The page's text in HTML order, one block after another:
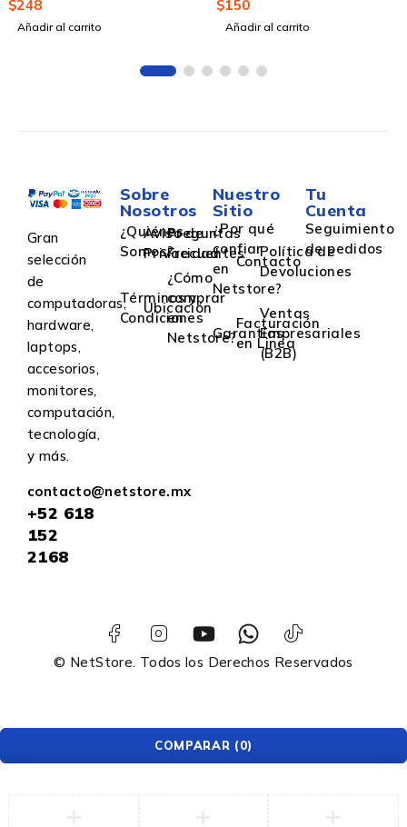
Añadir al carrito Añadir al carrito
Gran
selección
de
computadoras,
hardware,
laptops,
accesorios,
monitores,
computación,
tecnología,
y más.
contacto@netstore.mx
+52 618
152
2168
Sobre
Nosotros
¿Quiénes
Somos?
Aviso de
Privacidad
Preguntas
Frecuentes
Términos y
Condiciones
Ubicación
¿Cómo
comprar
en
Netstore?
Nuestro
Sitio
¿Por qué
confiar
en
Netstore?
Contacto
Política de
Devoluciones
Garantías
Facturación
en Linea
Ventas
Empresariales
(B2B)
Tu
Cuenta
Seguimiento
de pedidos
© NetStore. Todos los Derechos Reservados
COMPARAR (0)